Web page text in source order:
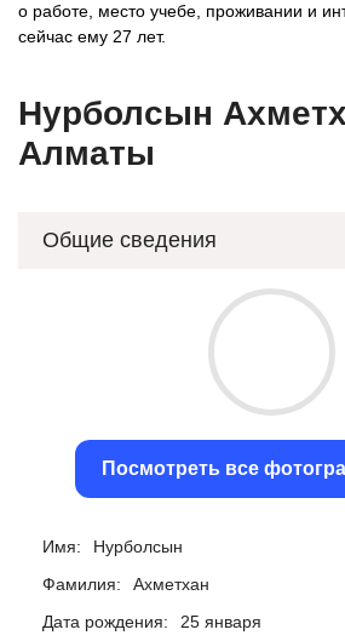
о работе, место учебе, проживании и
сейчас ему 27 лет.
Нурболсын
Алматы
Общие сведения
Посмотреть все
Имя:
Нурболсын
Фамилия:
Ахметхан
Дата рождения:
25 января